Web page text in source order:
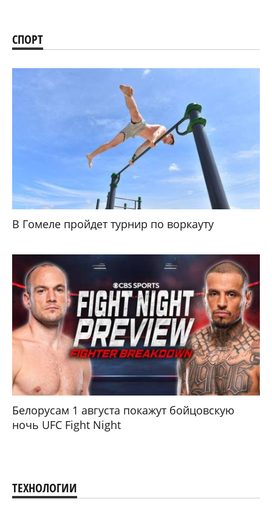
СПОРТ
В Гомеле пройдет турнир по воркауту
Белорусам 1 августа покажут бойцовскую
ночь UFC Fight Night
ТЕХНОЛОГИИ